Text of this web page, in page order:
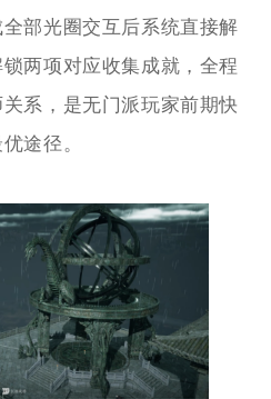
部光圈交互后系统直接解
两项对应收集成就，全程
系，是无门派玩家前期快
途径。